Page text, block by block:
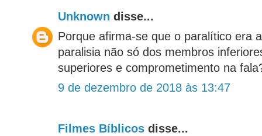
Unknown disse...
Porque afirma-se que o paralítico era
paralisia não só dos membros
superiores e comprometimento na
9 de dezembro de 2018 às 13:47
Filmes Bíblicos disse...